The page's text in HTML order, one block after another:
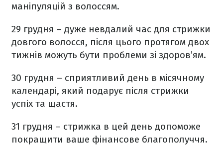
маніпуляцій з волоссям.
29 грудня – дуже невдалий час для стрижки
довгого волосся, після цього протягом двох
тижнів можуть бути проблеми зі здоров’ям.
30 грудня – сприятливий день в місячному
календарі, який подарує після стрижки
успіх та щастя.
31 грудня – стрижка в цей день допоможе
покращити ваше фінансове благополуччя.